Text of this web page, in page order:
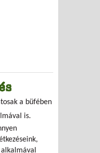
a büfében
is.